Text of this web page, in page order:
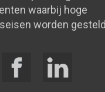
waarbij hoge
worden